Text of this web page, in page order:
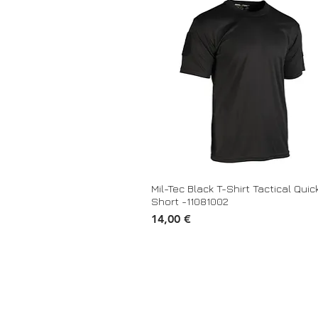
Mil-Tec Black T-Shirt Tactical
Short -11081002
Τιμή
14,00 €